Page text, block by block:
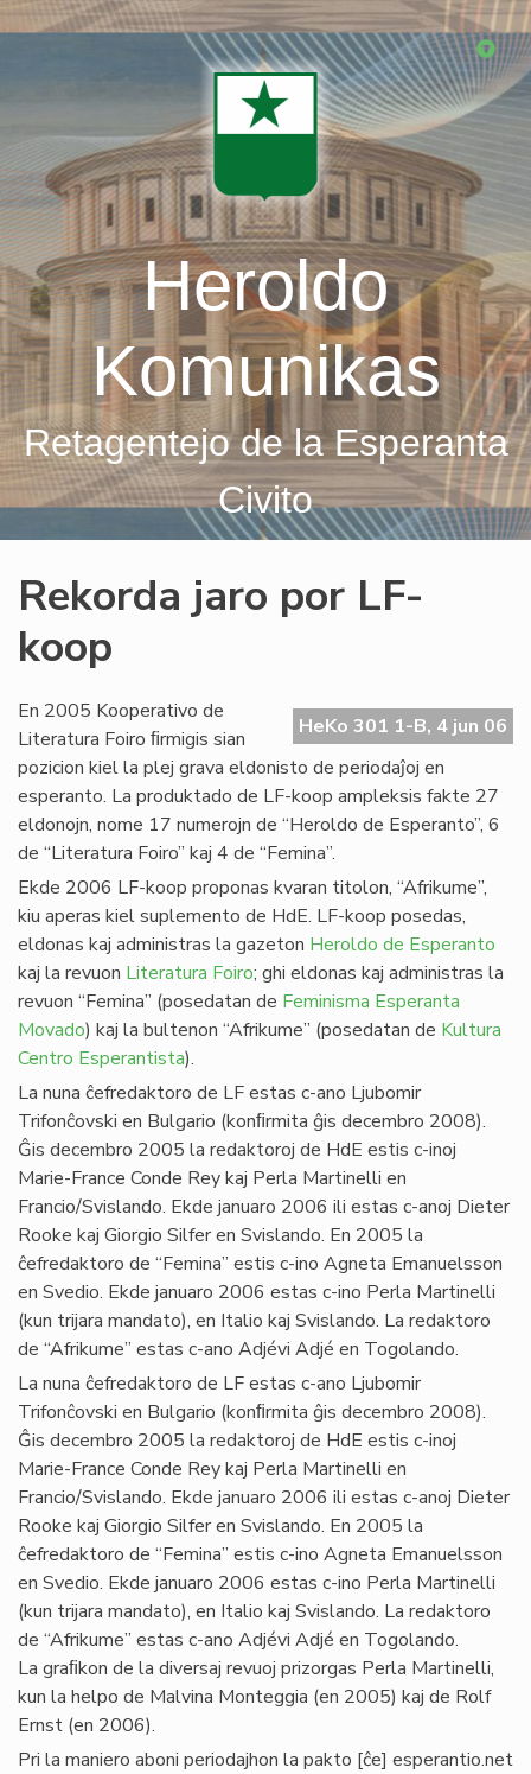
Skip
Heroldo
Komunikas
Retagentejo de la Esperanta
Civito
Rekorda jaro por LF-
koop
HeKo 301 1-B, 4 jun 06
En 2005 Kooperativo de
Literatura Foiro ﬁrmigis sian
pozicion kiel la plej grava eldonisto de periodaĵoj en
esperanto. La produktado de LF-koop ampleksis fakte 27
eldonojn, nome 17 numerojn de “Heroldo de Esperanto”, 6
de “Literatura Foiro” kaj 4 de “Femina”.
Ekde 2006 LF-koop proponas kvaran titolon, “Afrikume”,
kiu aperas kiel suplemento de HdE. LF-koop posedas,
eldonas kaj administras la gazeton Heroldo de Esperanto
kaj la revuon Literatura Foiro; ghi eldonas kaj administras la
revuon “Femina” (posedatan de Feminisma Esperanta
Movado) kaj la bultenon “Afrikume” (posedatan de Kultura
Centro Esperantista).
La nuna ĉefredaktoro de LF estas c-ano Ljubomir
Trifonĉovski en Bulgario (konﬁrmita ĝis decembro 2008).
Ĝis decembro 2005 la redaktoroj de HdE estis c-inoj
Marie-France Conde Rey kaj Perla Martinelli en
Francio/Svislando. Ekde januaro 2006 ili estas c-anoj Dieter
Rooke kaj Giorgio Silfer en Svislando. En 2005 la
ĉefredaktoro de “Femina” estis c-ino Agneta Emanuelsson
en Svedio. Ekde januaro 2006 estas c-ino Perla Martinelli
(kun trijara mandato), en Italio kaj Svislando. La redaktoro
de “Afrikume” estas c-ano Adjévi Adjé en Togolando.
La nuna ĉefredaktoro de LF estas c-ano Ljubomir
Trifonĉovski en Bulgario (konﬁrmita ĝis decembro 2008).
Ĝis decembro 2005 la redaktoroj de HdE estis c-inoj
Marie-France Conde Rey kaj Perla Martinelli en
Francio/Svislando. Ekde januaro 2006 ili estas c-anoj Dieter
Rooke kaj Giorgio Silfer en Svislando. En 2005 la
ĉefredaktoro de “Femina” estis c-ino Agneta Emanuelsson
en Svedio. Ekde januaro 2006 estas c-ino Perla Martinelli
(kun trijara mandato), en Italio kaj Svislando. La redaktoro
de “Afrikume” estas c-ano Adjévi Adjé en Togolando.
La graﬁkon de la diversaj revuoj prizorgas Perla Martinelli,
kun la helpo de Malvina Monteggia (en 2005) kaj de Rolf
Ernst (en 2006).
Pri la maniero aboni periodajhon la pakto [ĉe] esperantio.net